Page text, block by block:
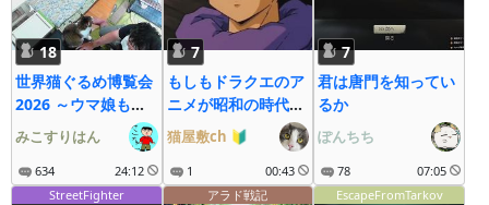
18
世界猫ぐるめ博覧会
2026 ～ウマ娘も大
疾走にゃ～
みこすりはん
634 24:12
7
もしもドラクエのア
ニメが昭和の時代に
放送されていたら
猫屋敷ch 🔰
1 00:43
7
君は唐門を知ってい
るか
ぽんちち
78
07:05
StreetFighter
アラド戦記 EscapeFromTarkov